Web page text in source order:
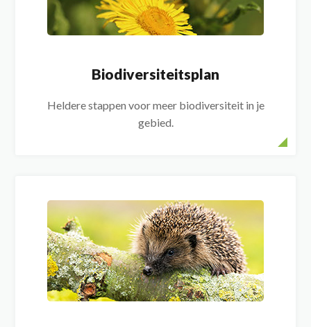
Biodiversiteitsplan
Heldere stappen voor meer biodiversiteit in je
gebied.